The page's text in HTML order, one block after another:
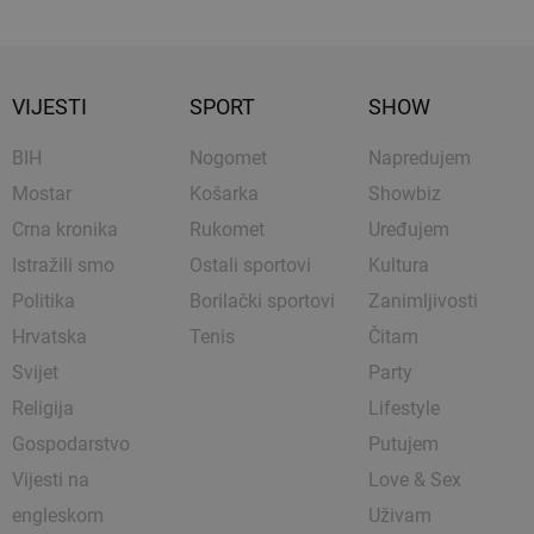
VIJESTI
BIH
Mostar
Crna kronika
Istražili smo
Politika
Hrvatska
Svijet
Religija
Gospodarstvo
Vijesti na
engleskom
SPORT
Nogomet
Košarka
Rukomet
Ostali sportovi
Borilački sportovi
Tenis
SHOW
Napredujem
Showbiz
Uređujem
Kultura
Zanimljivosti
Čitam
Party
Lifestyle
Putujem
Love & Sex
Uživam